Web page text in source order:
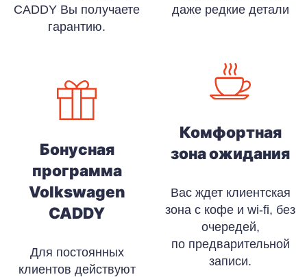
CADDY Вы получаете
гарантию.
Бонусная
программа
Volkswagen
CADDY
Для постоянных
клиентов действуют
даже редкие детали
Комфортная
зона ожидания
Вас ждет клиентская
зона с кофе и wi-fi, без
очередей,
по предварительной
записи.